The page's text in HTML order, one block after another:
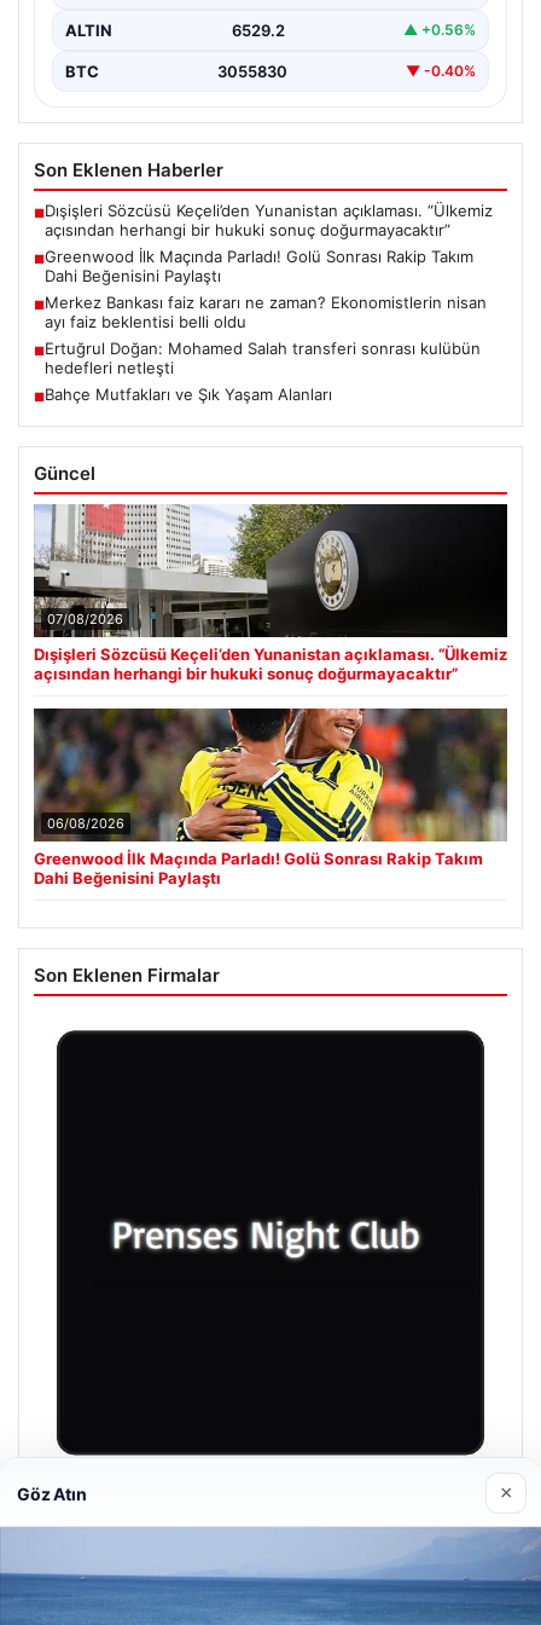
ALTIN 6529.2 ▲ +0.56%
BTC 3055830 ▼ -0.40%
Son Eklenen Haberler
■Dışişleri Sözcüsü Keçeli’den Yunanistan açıklaması. “Ülkemiz
açısından herhangi bir hukuki sonuç doğurmayacaktır”
■Greenwood İlk Maçında Parladı! Golü Sonrası Rakip Takım
Dahi Beğenisini Paylaştı
■Merkez Bankası faiz kararı ne zaman? Ekonomistlerin nisan
ayı faiz beklentisi belli oldu
■Ertuğrul Doğan: Mohamed Salah transferi sonrası kulübün
hedefleri netleşti
■Bahçe Mutfakları ve Şık Yaşam Alanları
Güncel
07/08/2026
Dışişleri Sözcüsü Keçeli’den Yunanistan açıklaması. “Ülkemiz
açısından herhangi bir hukuki sonuç doğurmayacaktır”
06/08/2026
Greenwood İlk Maçında Parladı! Golü Sonrası Rakip Takım
Dahi Beğenisini Paylaştı
Son Eklenen Firmalar
Prenses Night Club
Göz Atın ×